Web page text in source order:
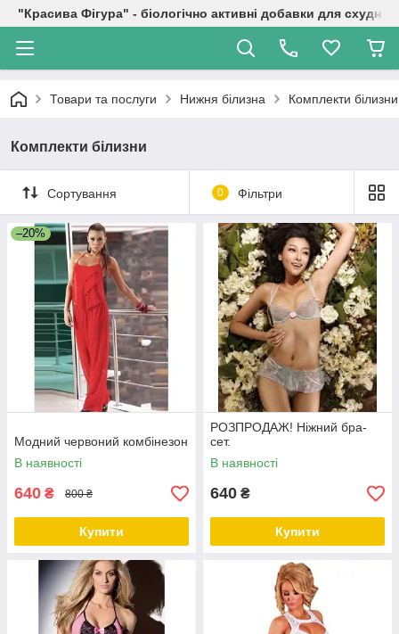
"Красива Фігура" - біологічно активні добавки для
Товари та послуги Нижня білизна Комплекти білизни
Комплекти білизни
Сортування 0 Фільтри
–20%
Модний червоний комбінезон
В наявності
640 ₴ 800 ₴
Купити
РОЗПРОДАЖ! Ніжний бра-
сет.
В наявності
640 ₴
Купити